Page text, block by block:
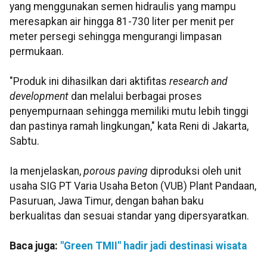
yang menggunakan semen hidraulis yang mampu
meresapkan air hingga 81-730 liter per menit per
meter persegi sehingga mengurangi limpasan
permukaan.
"Produk ini dihasilkan dari aktifitas research and
development dan melalui berbagai proses
penyempurnaan sehingga memiliki mutu lebih tinggi
dan pastinya ramah lingkungan," kata Reni di Jakarta,
Sabtu.
Ia menjelaskan, porous paving diproduksi oleh unit
usaha SIG PT Varia Usaha Beton (VUB) Plant Pandaan,
Pasuruan, Jawa Timur, dengan bahan baku
berkualitas dan sesuai standar yang dipersyaratkan.
Baca juga: "Green TMII" hadir jadi destinasi wisata